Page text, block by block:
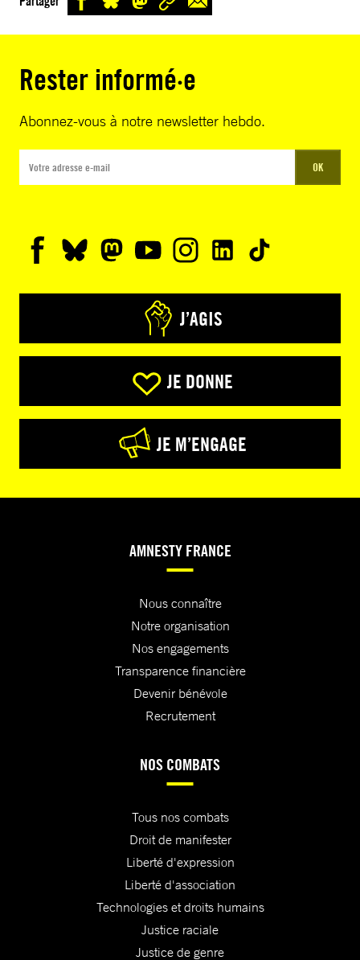
Rester informé·e
Abonnez-vous à notre newsletter hebdo.
OK
J’AGIS
JE DONNE
JE M’ENGAGE
AMNESTY FRANCE
Nous connaître
Notre organisation
Nos engagements
Transparence financière
Devenir bénévole
Recrutement
NOS COMBATS
Tous nos combats
Droit de manifester
Liberté d'expression
Liberté d'association
Technologies et droits humains
Justice raciale
Justice de genre